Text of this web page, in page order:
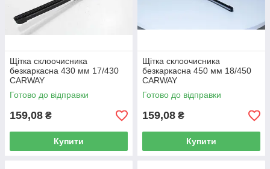
Щітка склоочисника
безкаркасна 430 мм 17/430
CARWAY
Готово до відправки
159,08 ₴
Купити
Щітка склоочисника
безкаркасна 450 мм 18/450
CARWAY
Готово до відправки
159,08 ₴
Купити